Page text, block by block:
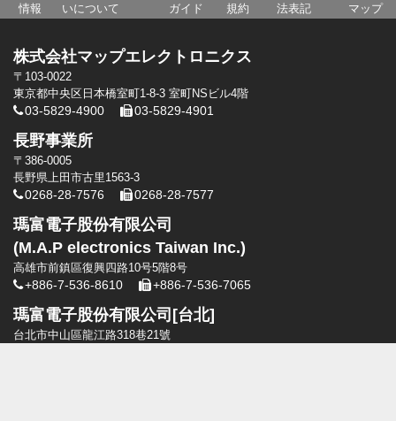
情報
いについて
ガイド
規約
法表記
マップ
株式会社マップエレクトロニクス
〒103-0022
東京都中央区日本橋室町1-8-3 室町NSビル4階
03-5829-4900 03-5829-4901
長野事業所
〒386-0005
長野県上田市古里1563-3
0268-28-7576 0268-28-7577
瑪富電子股份有限公司
(M.A.P electronics Taiwan Inc.)
高雄市前鎮區復興四路10号5階8号
+886-7-536-8610 +886-7-536-7065
瑪富電子股份有限公司[台北]
台北市中山區龍江路318巷21號